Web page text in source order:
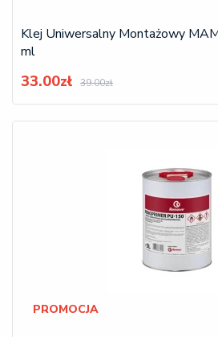
Klej Uniwersalny Montażowy
ml
33.00zł 39.00zł
PROMOCJA